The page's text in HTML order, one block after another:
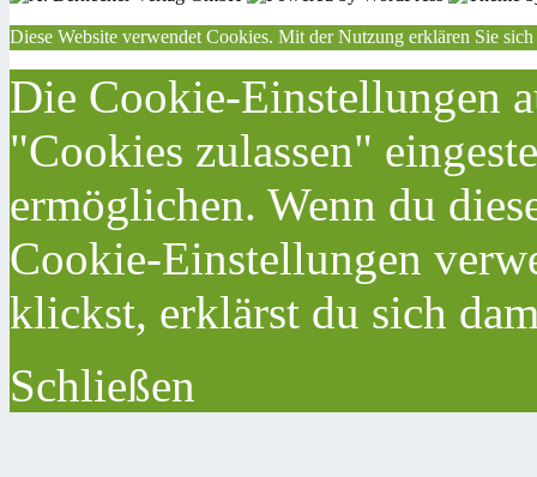
Diese Website verwendet Cookies. Mit der Nutzung erklären Sie
Die Cookie-Einstellungen
"Cookies zulassen"
ermöglichen. Wenn du
Cookie-Einstellungen
klickst, erklärst du sich
Schließen